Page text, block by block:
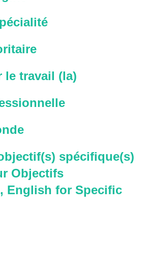
le travail (la)
spécifique(s)
Objectifs
English for Specific